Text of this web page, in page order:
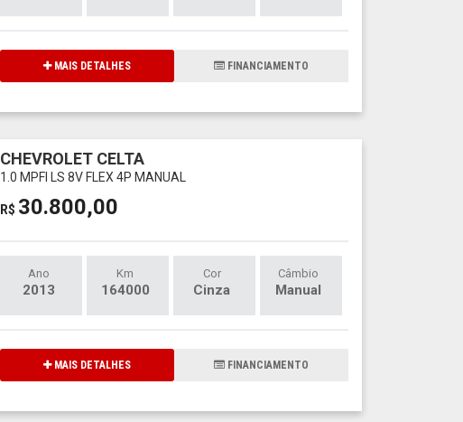
MAIS DETALHES FINANCIAMENTO
CHEVROLET CELTA
1.0 MPFI LS 8V FLEX 4P MANUAL
R$ 30.800,00
Ano
2013
Km
164000
Cor
Cinza
Câmbio
Manual
MAIS DETALHES FINANCIAMENTO